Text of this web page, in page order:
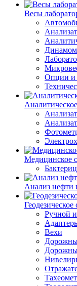
Весы
Опции и
Медицинское
Анализ нефти
Ручной
Вехи